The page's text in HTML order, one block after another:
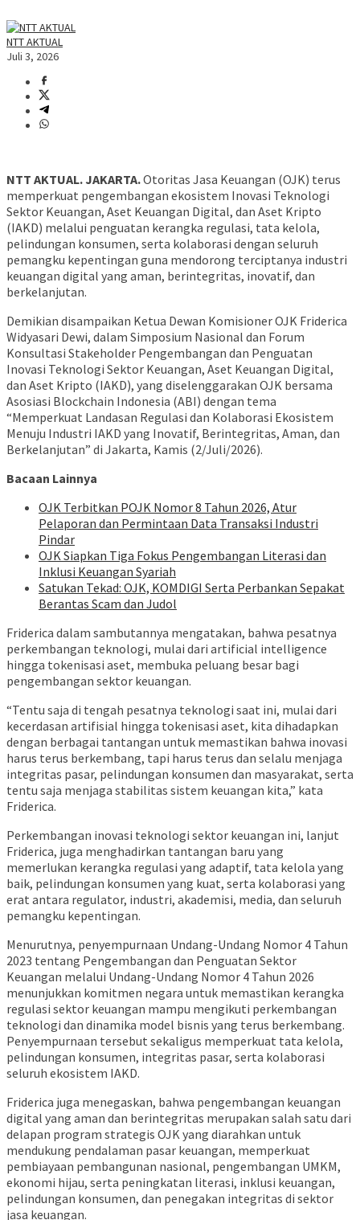
NTT AKTUAL
Juli 3, 2026
NTT AKTUAL. JAKARTA.Otoritas Jasa Keuangan (OJK) terus
memperkuat pengembangan ekosistem Inovasi Teknologi
Sektor Keuangan, Aset Keuangan Digital, dan Aset Kripto
(IAKD) melalui penguatan kerangka regulasi, tata kelola,
pelindungan konsumen, serta kolaborasi dengan seluruh
pemangku kepentingan guna mendorong terciptanya industri
keuangan digital yang aman, berintegritas, inovatif, dan
berkelanjutan.
Demikian disampaikan Ketua Dewan Komisioner OJK Friderica
Widyasari Dewi, dalam Simposium Nasional dan Forum
Konsultasi Stakeholder Pengembangan dan Penguatan
Inovasi Teknologi Sektor Keuangan, Aset Keuangan Digital,
dan Aset Kripto (IAKD), yang diselenggarakan OJK bersama
Asosiasi Blockchain Indonesia (ABI) dengan tema
“Memperkuat Landasan Regulasi dan Kolaborasi Ekosistem
Menuju Industri IAKD yang Inovatif, Berintegritas, Aman, dan
Berkelanjutan” di Jakarta, Kamis (2/Juli/2026).
Bacaan Lainnya
OJK Terbitkan POJK Nomor 8 Tahun 2026, Atur
Pelaporan dan Permintaan Data Transaksi Industri
Pindar
OJK Siapkan Tiga Fokus Pengembangan Literasi dan
Inklusi Keuangan Syariah
Satukan Tekad: OJK, KOMDIGI Serta Perbankan Sepakat
Berantas Scam dan Judol
Friderica dalam sambutannya mengatakan, bahwa pesatnya
perkembangan teknologi, mulai dari artificial intelligence
hingga tokenisasi aset, membuka peluang besar bagi
pengembangan sektor keuangan.
“Tentu saja di tengah pesatnya teknologi saat ini, mulai dari
kecerdasan artifisial hingga tokenisasi aset, kita dihadapkan
dengan berbagai tantangan untuk memastikan bahwa inovasi
harus terus berkembang, tapi harus terus dan selalu menjaga
integritas pasar, pelindungan konsumen dan masyarakat, serta
tentu saja menjaga stabilitas sistem keuangan kita,” kata
Friderica.
Perkembangan inovasi teknologi sektor keuangan ini, lanjut
Friderica, juga menghadirkan tantangan baru yang
memerlukan kerangka regulasi yang adaptif, tata kelola yang
baik, pelindungan konsumen yang kuat, serta kolaborasi yang
erat antara regulator, industri, akademisi, media, dan seluruh
pemangku kepentingan.
Menurutnya, penyempurnaan Undang-Undang Nomor 4 Tahun
2023 tentang Pengembangan dan Penguatan Sektor
Keuangan melalui Undang-Undang Nomor 4 Tahun 2026
menunjukkan komitmen negara untuk memastikan kerangka
regulasi sektor keuangan mampu mengikuti perkembangan
teknologi dan dinamika model bisnis yang terus berkembang.
Penyempurnaan tersebut sekaligus memperkuat tata kelola,
pelindungan konsumen, integritas pasar, serta kolaborasi
seluruh ekosistem IAKD.
Friderica juga menegaskan, bahwa pengembangan keuangan
digital yang aman dan berintegritas merupakan salah satu dari
delapan program strategis OJK yang diarahkan untuk
mendukung pendalaman pasar keuangan, memperkuat
pembiayaan pembangunan nasional, pengembangan UMKM,
ekonomi hijau, serta peningkatan literasi, inklusi keuangan,
pelindungan konsumen, dan penegakan integritas di sektor
jasa keuangan.